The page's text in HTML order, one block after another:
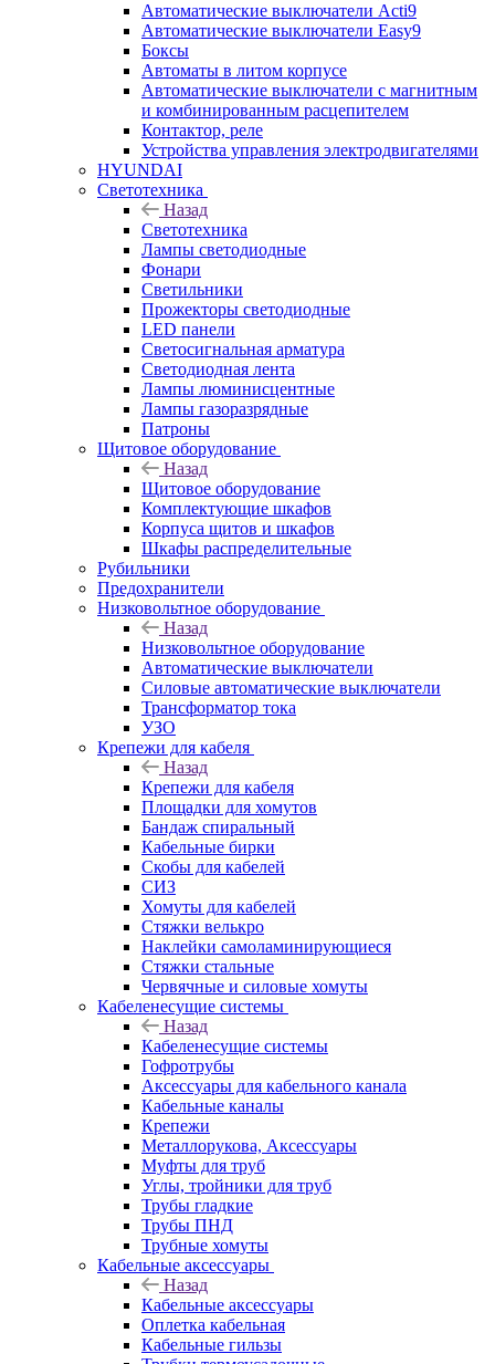
Автоматические выключатели Acti9
Автоматические выключатели Easy9
Боксы
Автоматы в литом корпусе
Автоматические выключатели с магнитным
и комбинированным расцепителем
Контактор, реле
Устройства управления электродвигателями
HYUNDAI
Светотехника
Назад
Светотехника
Лампы светодиодные
Фонари
Светильники
Прожекторы светодиодные
LED панели
Светосигнальная арматура
Светодиодная лента
Лампы люминисцентные
Лампы газоразрядные
Патроны
Щитовое оборудование
Назад
Щитовое оборудование
Комплектующие шкафов
Корпуса щитов и шкафов
Шкафы распределительные
Рубильники
Предохранители
Низковольтное оборудование
Назад
Низковольтное оборудование
Автоматические выключатели
Силовые автоматические выключатели
Трансформатор тока
УЗО
Крепежи для кабеля
Назад
Крепежи для кабеля
Площадки для хомутов
Бандаж спиральный
Кабельные бирки
Cкобы для кабелей
СИЗ
Хомуты для кабелей
Стяжки велькро
Наклейки самоламинирующиеся
Стяжки стальные
Червячные и силовые хомуты
Кабеленесущие системы
Назад
Кабеленесущие системы
Гофротрубы
Аксессуары для кабельного канала
Кабельные каналы
Крепежи
Металлорукова, Аксессуары
Муфты для труб
Углы, тройники для труб
Трубы гладкие
Трубы ПНД
Трубные хомуты
Кабельные аксессуары
Назад
Кабельные аксессуары
Оплетка кабельная
Кабельные гильзы